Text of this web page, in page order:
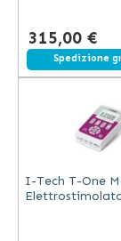
315,00 €
Spedizione
I-Tech T-One